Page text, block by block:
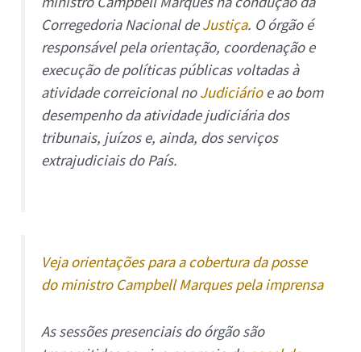
Corregedoria Nacional deJustiça. O órgão é
responsável pela orientação, coordenação e
execução de políticas públicas voltadas à
atividade correicional noJudiciárioe ao bom
desempenho da atividade judiciária dos
tribunais, juízos e, ainda, dos serviços
extrajudiciais do País.
Veja orientações para a cobertura da posse
do ministro Campbell Marques pela imprensa
As sessões presenciais do órgão são